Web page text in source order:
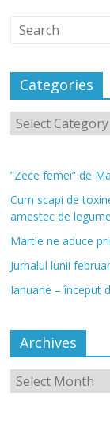
Categories
”Zece femei” de
Cum scapi de
amestec de
Martie ne aduce
Jurnalul lunii
Ianuarie – început
Archives